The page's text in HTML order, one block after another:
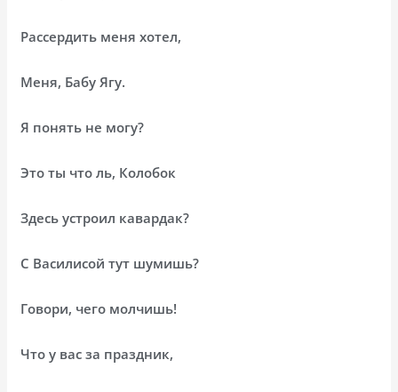
Рассердить меня хотел,
Меня, Бабу Ягу.
Я понять не могу?
Это ты что ль, Колобок
Здесь устроил кавардак?
С Василисой тут шумишь?
Говори, чего молчишь!
Что у вас за праздник,